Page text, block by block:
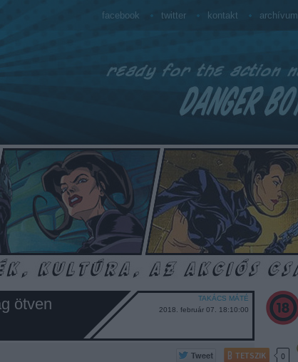
facebook twitter kontakt archívum
ötven
TAKÁCS MÁTÉ
2018. február 07. 18:10:00
TETSZIK 0